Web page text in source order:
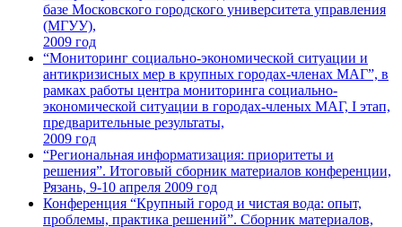
базе Московского городского университета управления
(МГУУ),
2009 год
“Мониторинг социально-экономической ситуации и
антикризисных мер в крупных городах-членах МАГ”, в
рамках работы центра мониторинга социально-
экономической ситуации в городах-членых МАГ, I этап,
предварительные результаты,
2009 год
“Региональная информатизация: приоритеты и
решения”. Итоговый сборник материалов конференции,
Рязань, 9-10 апреля 2009 год
Конференция “Крупный город и чистая вода: опыт,
проблемы, практика решений”. Сборник материалов,